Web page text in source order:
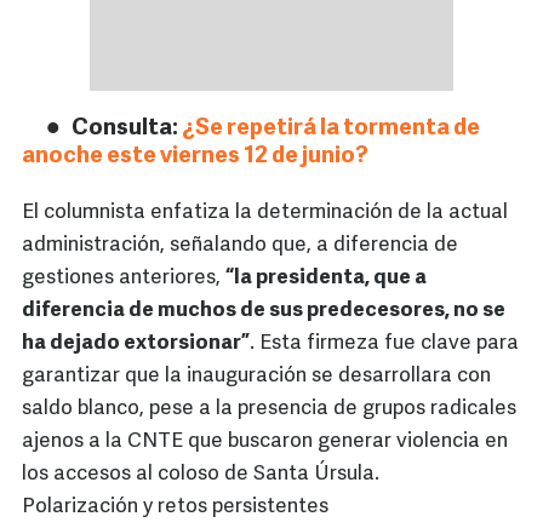
Consulta: ¿Se repetirá la tormenta de
anoche este viernes 12 de junio?
El columnista enfatiza la determinación de la actual
administración, señalando que, a diferencia de
gestiones anteriores, “la presidenta, que a
diferencia de muchos de sus predecesores, no se
ha dejado extorsionar”. Esta firmeza fue clave para
garantizar que la inauguración se desarrollara con
saldo blanco, pese a la presencia de grupos radicales
ajenos a la CNTE que buscaron generar violencia en
los accesos al coloso de Santa Úrsula.
Polarización y retos persistentes